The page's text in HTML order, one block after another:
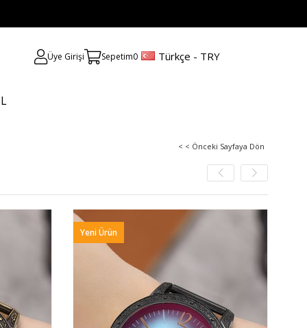
Üye Girişi Sepetim0 Türkçe - TRY
< < Önceki Sayfaya Dön
Yeni Ürün